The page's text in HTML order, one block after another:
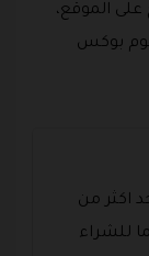
الموقع،
بوكس
اكثر من
للشراء